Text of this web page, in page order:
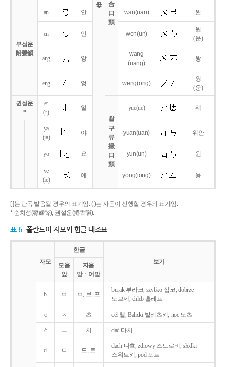
母
合
口
類
부성운
附聲韻
an 안 wan(uan) 완
en 언 wen(un)
원
(운)
ang 앙
wang
(uang)
왕
eng 엉 weng(ong)
웡
(웅)
권설운
*
er
(r)
얼
촬
구
류
撮
口
類
yue(ue) 웨
ya
(ia)
야 yuan(uan) 위안
yo 요 yun(un) 윈
ye
(ie)
예 yong(iong) 융
[ ]는 단독 발음될 경우의 표기임. ( )는 자음이 선행할 경우의 표기임.
* 순치성(脣齒聲), 권설운(捲舌韻).
표 6 폴란드어 자모와 한글 대조표
자모
한글
보기
모음
앞
자음
앞ㆍ어말
b ㅂ ㅂ, 브, 프
burak 부라크, szybko 십코, dobrze
도브제, chleb 흘레프
c ㅊ 츠 cel 첼, Balicki 발리츠키, noc 노츠
ć ㅡ 치 dać 다치
d ㄷ 드, 트
dach 다흐, zdrowy 즈드로비, słodki
스워트키, pod 포트